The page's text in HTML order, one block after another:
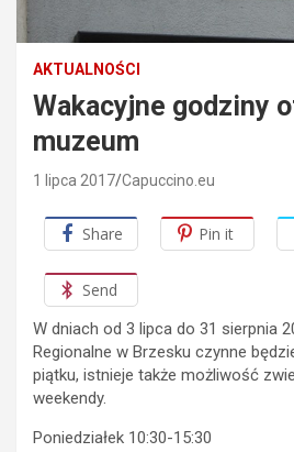
AKTUALNOŚCI
Wakacyjne godziny
muzeum
1 lipca 2017 Capuccino.eu
Share Pin it
Send
W dniach od 3 lipca do 31 sierpnia
Regionalne w Brzesku czynne
piątku, istnieje także możliwość
weekendy.
Poniedziałek 10:30-15:30